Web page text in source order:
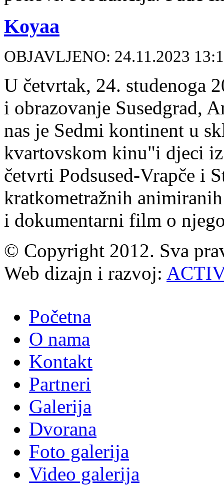
Koyaa
OBJAVLJENO: 24.11.2023
U četvrtak, 24. studenoga
i obrazovanje Susedgrad,
nas je Sedmi kontinent u
kvartovskom kinu"i djeci
četvrti Podsused-Vrapče i
kratkometražnih
i dokumentarni film o
© Copyright 2012. Sva
Web dizajn i razvoj:
Početna
O nama
Kontakt
Partneri
Galerija
Dvorana
Foto galerija
Video galerija